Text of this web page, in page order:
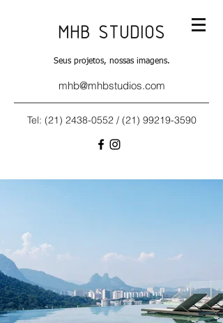
MHB STUDIOS
Seus projetos, nossas imagens.
mhb@mhbstudios.com
Tel: (21) 2438-0552/ (21) 99219-3590